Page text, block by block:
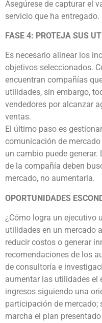
Asegúrese de capturar el
servicio que ha entregado.
FASE 4: PROTEJA SUS
Es necesario alinear los
objetivos seleccionados.
encuentran compañías
utilidades, sin embargo,
vendedores por alcanzar
ventas.
El último paso es
comunicación de
un cambio puede
de la compañía deben
mercado, no aumentarla.
OPORTUNIDADES
¿Cómo logra un ejecutivo
utilidades en un mercado
reducir costos o generar
recomendaciones de los
de consultoría e
aumentar las utilidades el
ingresos siguiendo una
participación de mercado;
marcha el plan